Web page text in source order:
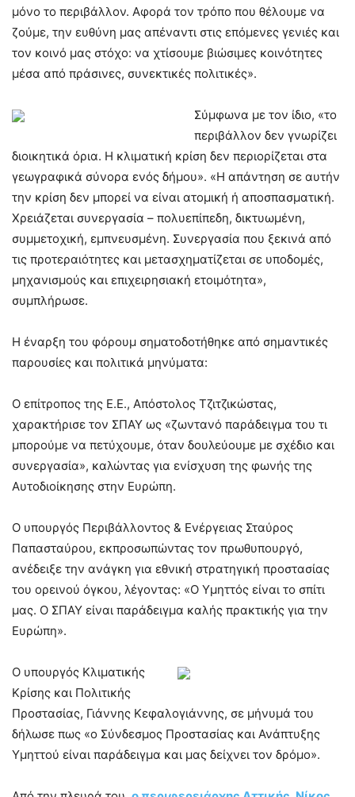
μόνο το περιβάλλον. Αφορά τον τρόπο που θέλουμε να
ζούμε, την ευθύνη μας απέναντι στις επόμενες γενιές και
τον κοινό μας στόχο: να χτίσουμε βιώσιμες κοινότητες
μέσα από πράσινες, συνεκτικές πολιτικές».
Σύμφωνα με τον ίδιο, «το
περιβάλλον δεν γνωρίζει
διοικητικά όρια. Η κλιματική κρίση δεν περιορίζεται στα
γεωγραφικά σύνορα ενός δήμου». «Η απάντηση σε αυτήν
την κρίση δεν μπορεί να είναι ατομική ή αποσπασματική.
Χρειάζεται συνεργασία – πολυεπίπεδη, δικτυωμένη,
συμμετοχική, εμπνευσμένη. Συνεργασία που ξεκινά από
τις προτεραιότητες και μετασχηματίζεται σε υποδομές,
μηχανισμούς και επιχειρησιακή ετοιμότητα»,
συμπλήρωσε.
Η έναρξη του φόρουμ σηματοδοτήθηκε από σημαντικές
παρουσίες και πολιτικά μηνύματα:
Ο επίτροπος της Ε.Ε., Απόστολος Τζιτζικώστας,
χαρακτήρισε τον ΣΠΑΥ ως «ζωντανό παράδειγμα του τι
μπορούμε να πετύχουμε, όταν δουλεύουμε με σχέδιο και
συνεργασία», καλώντας για ενίσχυση της φωνής της
Αυτοδιοίκησης στην Ευρώπη.
Ο υπουργός Περιβάλλοντος & Ενέργειας Σταύρος
Παπασταύρου, εκπροσωπώντας τον πρωθυπουργό,
ανέδειξε την ανάγκη για εθνική στρατηγική προστασίας
του ορεινού όγκου, λέγοντας: «Ο Υμηττός είναι το σπίτι
μας. Ο ΣΠΑΥ είναι παράδειγμα καλής πρακτικής για την
Ευρώπη».
Ο υπουργός Κλιματικής
Κρίσης και Πολιτικής
Προστασίας, Γιάννης Κεφαλογιάννης, σε μήνυμά του
δήλωσε πως «ο Σύνδεσμος Προστασίας και Ανάπτυξης
Υμηττού είναι παράδειγμα και μας δείχνει τον δρόμο».